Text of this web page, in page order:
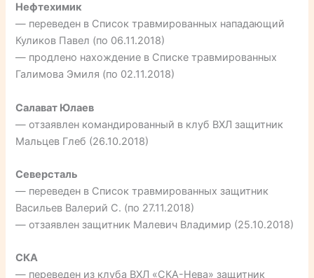
Нефтехимик
— переведен в Список травмированных нападающий
Куликов Павел (по 06.11.2018)
— продлено нахождение в Списке травмированных
Галимова Эмиля (по 02.11.2018)
Салават Юлаев
— отзаявлен командированный в клуб ВХЛ защитник
Мальцев Глеб (26.10.2018)
Северсталь
— переведен в Список травмированных защитник
Васильев Валерий С. (по 27.11.2018)
— отзаявлен защитник Малевич Владимир (25.10.2018)
СКА
— переведен из клуба ВХЛ «СКА-Нева» защитник